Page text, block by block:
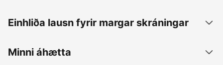
Einhliða lausn fyrir margar skráningar
Minni áhætta